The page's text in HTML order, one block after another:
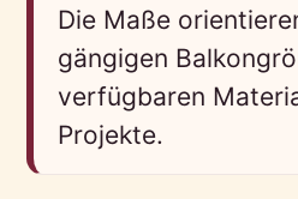
Die Maße
gängigen
verfügbaren
Projekte.